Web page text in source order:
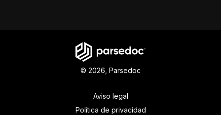
© 2026 , Parsedoc
Aviso legal
Política de privacidad